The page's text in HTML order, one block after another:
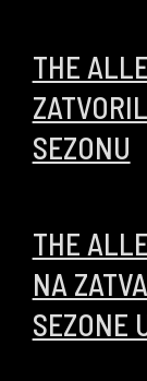
THE
SEZONU
THE
NA
SEZONE